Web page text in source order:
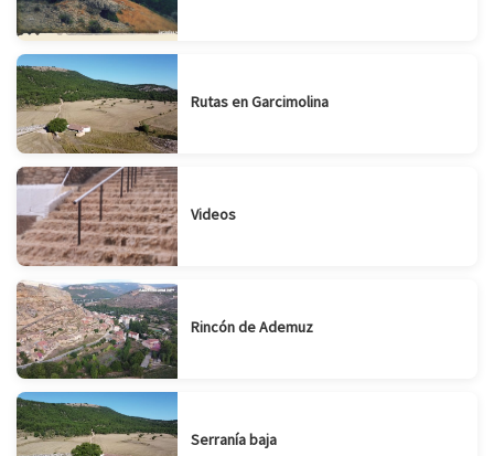
Rutas en Garcimolina
Videos
Rincón de Ademuz
Serranía baja